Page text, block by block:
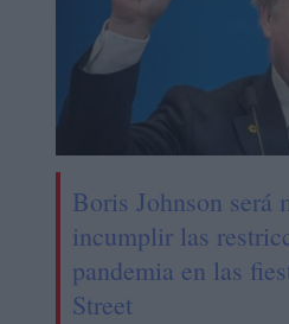
Boris Johnson será
incumplir las
pandemia en las
Street